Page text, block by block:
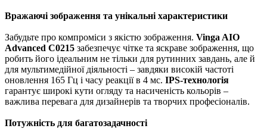
Вражаючі зображення та унікальні характеристики
Забудьте про компроміси з якістю зображення. Vinga AIO
Advanced C0215 забезпечує чітке та яскраве зображення, що
робить його ідеальним не тільки для рутинних завдань, але й
для мультимедійної діяльності – завдяки високій частоті
оновлення 165 Гц і часу реакції в 4 мс. IPS-технологія
гарантує широкі кути огляду та насиченість кольорів –
важлива перевага для дизайнерів та творчих професіоналів.
Потужність для багатозадачності